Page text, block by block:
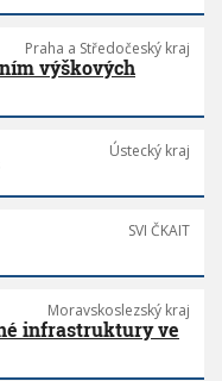
Praha a Středočeský kraj
výškových
Ústecký kraj
SVI ČKAIT
Moravskoslezský kraj
infrastruktury ve